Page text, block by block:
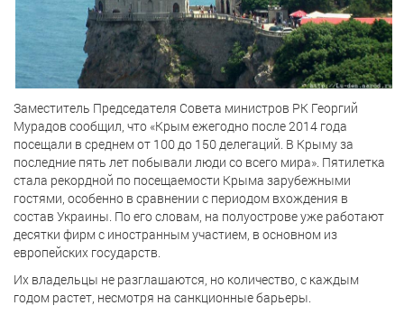
Заместитель Председателя Совета министров РК Георгий
Мурадов сообщил, что «Крым ежегодно после 2014 года
посещали в среднем от 100 до 150 делегаций. В Крыму за
последние пять лет побывали люди со всего мира». Пятилетка
стала рекордной по посещаемости Крыма зарубежными
гостями, особенно в сравнении с периодом вхождения в
состав Украины. По его словам, на полуострове уже работают
десятки фирм с иностранным участием, в основном из
европейских государств.
Их владельцы не разглашаются, но количество, с каждым
годом растет, несмотря на санкционные барьеры.